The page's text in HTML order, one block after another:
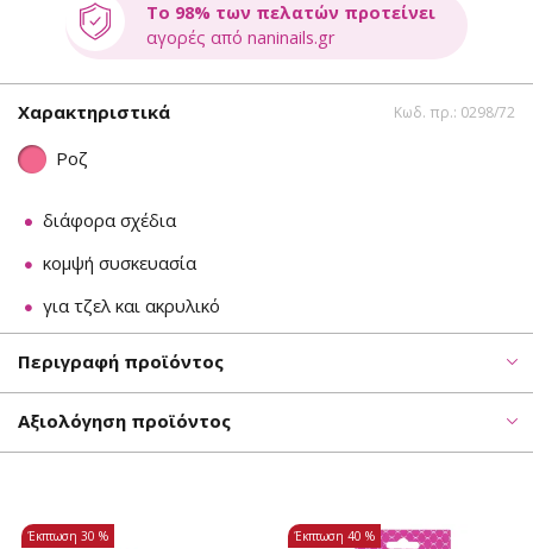
Το 98% των πελατών προτείνει
αγορές από naninails.gr
Χαρακτηριστικά Κωδ. πρ.: 0298/72
Ροζ
διάφορα σχέδια
κομψή συσκευασία
για τζελ και ακρυλικό
Περιγραφή προϊόντος
Αξιολόγηση προϊόντος
Έκπτωση 30 %
Έκπτωση 40 %